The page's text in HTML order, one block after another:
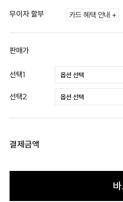
무이자 할부 카드 혜택 안내 +
판매가
선택1
선택2
결제금액